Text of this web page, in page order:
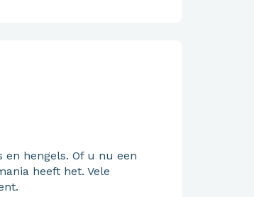
hengels. Of u nu een
heeft het. Vele